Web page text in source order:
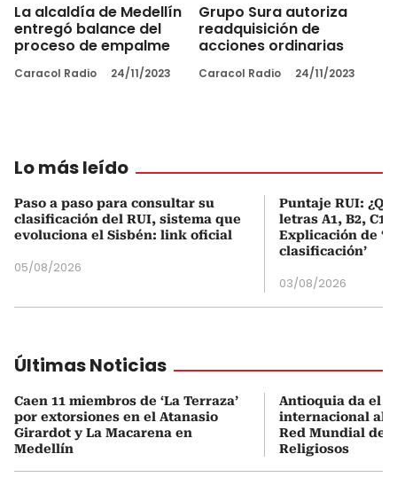
La alcaldía de Medellín
entregó balance del
proceso de empalme
Caracol Radio 24/11/2023
Grupo Sura autoriza
readquisición de
acciones ordinarias
Caracol Radio 24/11/2023
Lo más leído
Paso a paso para consultar su
clasificación del RUI, sistema que
evoluciona el Sisbén: link oficial
05/08/2026
Puntaje RUI:
letras A1, B2, C1
Explicación de
clasificación’
03/08/2026
Últimas Noticias
Caen 11 miembros de ‘La Terraza’
por extorsiones en el Atanasio
Girardot y La Macarena en
Medellín
Antioquia da el
internacional al
Red Mundial de
Religiosos